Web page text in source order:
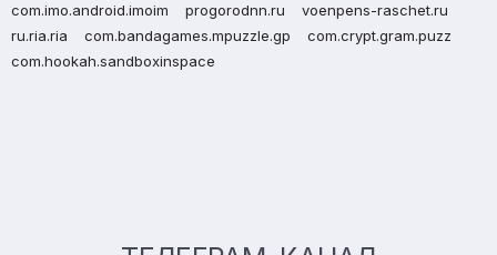
com.imo.android.imoim
progorodnn.ru
voenpens-raschet.ru
ru.ria.ria
com.bandagames.mpuzzle.gp
com.crypt.gram.puzz
com.hookah.sandboxinspace